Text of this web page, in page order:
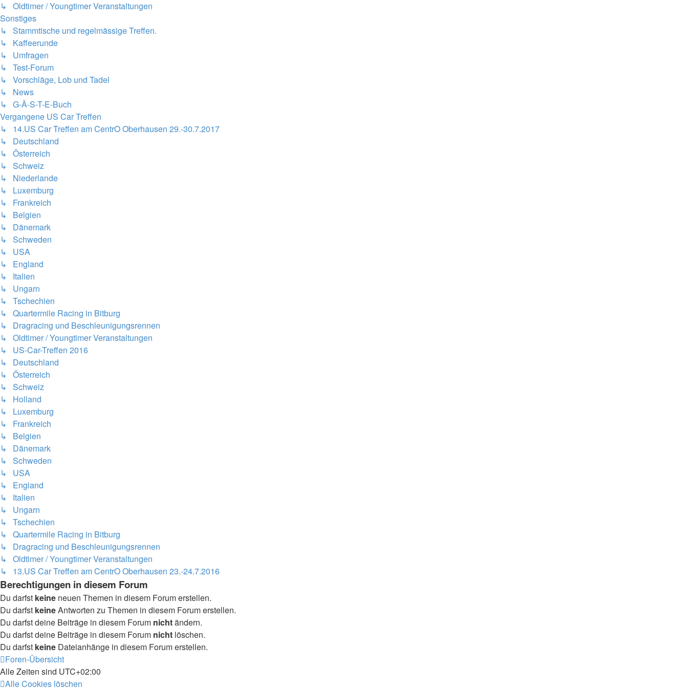
↳ Oldtimer / Youngtimer Veranstaltungen
Sonstiges
↳ Stammtische und regelmässige Treffen.
↳ Kaffeerunde
↳ Umfragen
↳ Test-Forum
↳ Vorschläge, Lob und Tadel
↳ News
↳ G-Ä-S-T-E-Buch
Vergangene US Car Treffen
↳ 14.US Car Treffen am CentrO Oberhausen 29.-30.7.2017
↳ Deutschland
↳ Österreich
↳ Schweiz
↳ Niederlande
↳ Luxemburg
↳ Frankreich
↳ Belgien
↳ Dänemark
↳ Schweden
↳ USA
↳ England
↳ Italien
↳ Ungarn
↳ Tschechien
↳ Quartermile Racing in Bitburg
↳ Dragracing und Beschleunigungsrennen
↳ Oldtimer / Youngtimer Veranstaltungen
↳ US-Car-Treffen 2016
↳ Deutschland
↳ Österreich
↳ Schweiz
↳ Holland
↳ Luxemburg
↳ Frankreich
↳ Belgien
↳ Dänemark
↳ Schweden
↳ USA
↳ England
↳ Italien
↳ Ungarn
↳ Tschechien
↳ Quartermile Racing in Bitburg
↳ Dragracing und Beschleunigungsrennen
↳ Oldtimer / Youngtimer Veranstaltungen
↳ 13.US Car Treffen am CentrO Oberhausen 23.-24.7.2016
Berechtigungen in diesem Forum
Du darfst keine neuen Themen in diesem Forum erstellen.
Du darfst keineAntworten zu Themen in diesem Forum erstellen.
Du darfst deine Beiträge in diesem Forum nichtändern.
Du darfst deine Beiträge in diesem Forum nicht löschen.
Du darfst keine Dateianhänge in diesem Forum erstellen.
Foren-Übersicht
Alle Zeiten sind UTC+02:00
Alle Cookies löschen